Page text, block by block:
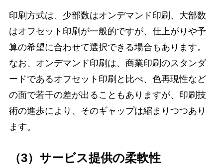
印刷方式は、少部数はオンデマンド印刷、大部数
はオフセット印刷が一般的ですが、仕上がりや予
算の希望に合わせて選択できる場合もあります。
なお、オンデマンド印刷は、商業印刷のスタンダ
ードであるオフセット印刷と比べ、色再現性など
の面で若干の差が出ることもありますが、印刷技
術の進歩により、そのギャップは縮まりつつあり
ます。
（3）サービス提供の柔軟性